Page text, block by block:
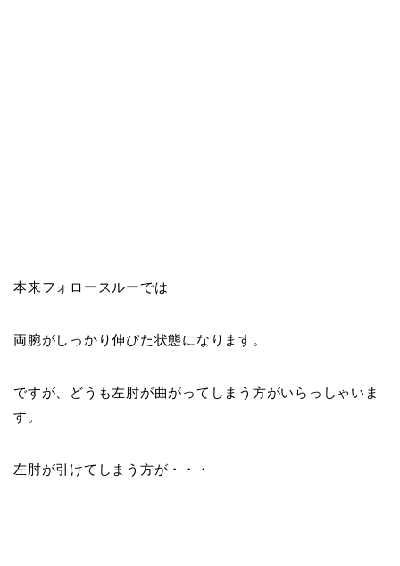
本来フォロースルーでは
両腕がしっかり伸びた状態になります。
ですが、どうも左肘が曲がってしまう方がいらっしゃいま
す。
左肘が引けてしまう方が・・・